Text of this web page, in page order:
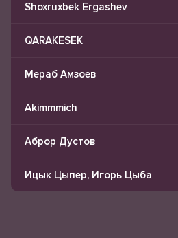
Shoxruxbek Ergashev
QARAKESEK
Мераб Амзоев
Akimmmich
Аброр Дустов
Ицык Цыпер, Игорь Цыба